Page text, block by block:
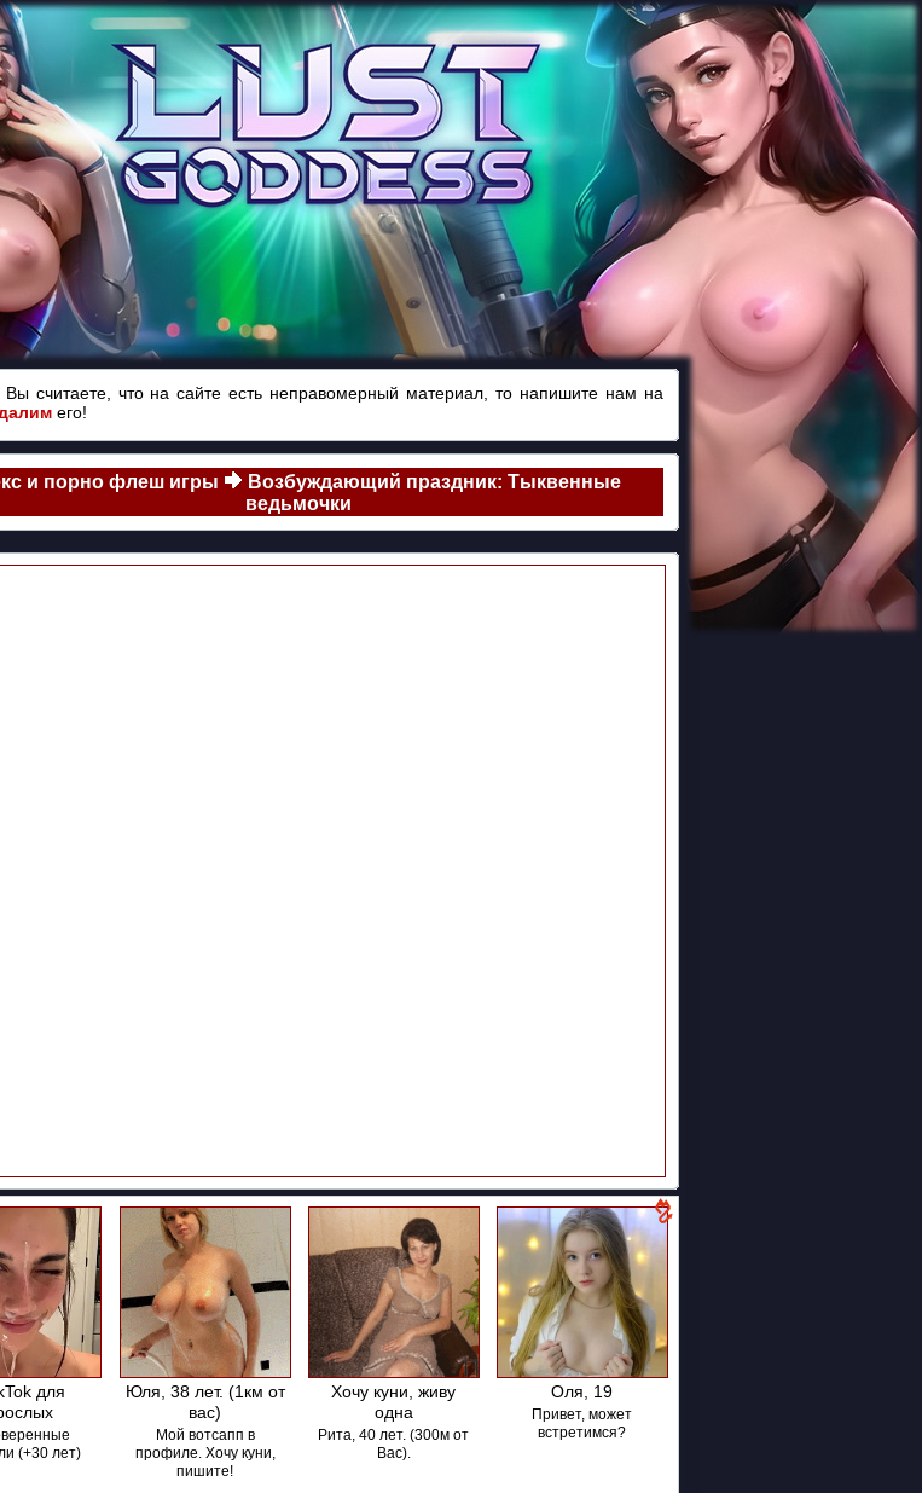
считаете, что на сайте есть неправомерный материал, то напишите нам на
его!
и порно флеш игры
Возбуждающий праздник: Тыквенные
ведьмочки
для
(+30 лет)
Юля, 38 лет. (1км от
вас)
Мой вотсапп в
профиле. Хочу куни,
пишите!
Хочу куни, живу
одна
Рита, 40 лет. (300м от
Вас).
Оля, 19
Привет, может
встретимся?